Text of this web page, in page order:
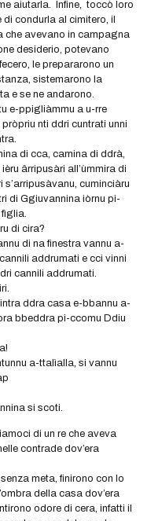
aiutarla. Infine, toccò loro
condurla al cimitero, il
che avevano in campagna
desiderio, potevano
le prepararono un
sistemarono la
e se ne andarono.
e-ppigliàmmu a u-rre
nti ddri cuntrati unni
di cca, camina di ddrà,
ârripusàri all’ùmmira di
s’arripusàvanu, cuminciàru
di Ggiuvannina iòrnu pi-
di cira?
di na finestra vannu a-
addrumati e cci vinni
cannili addrumati.
ddra casa e-bbannu a-
bbeddra pi-ccomu Ddiu
a-ttalìalla, si vannu
si scoti.
di un re che aveva
contrade dov’era
meta, finirono con lo
della casa dov’era
odore di cera, infatti il